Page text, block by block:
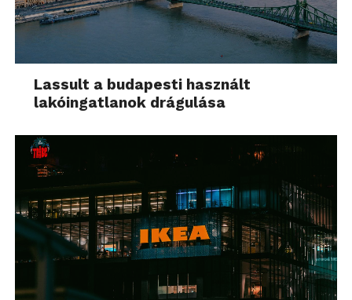
Lassult a budapesti használt
lakóingatlanok drágulása